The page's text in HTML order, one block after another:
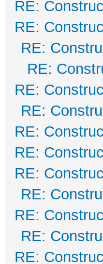
RE:
RE:
RE:
RE:
RE:
RE:
RE:
RE:
RE:
RE:
RE:
RE:
RE: